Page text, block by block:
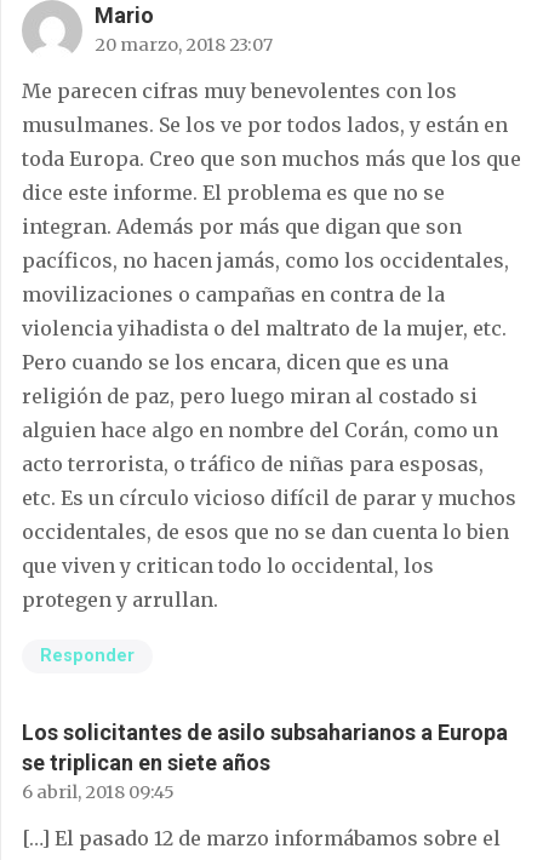
Mario
20 marzo, 2018 23:07
Me parecen cifras muy benevolentes con los
musulmanes. Se los ve por todos lados, y están en
toda Europa. Creo que son muchos más que los que
dice este informe. El problema es que no se
integran. Además por más que digan que son
pacíficos, no hacen jamás, como los occidentales,
movilizaciones o campañas en contra de la
violencia yihadista o del maltrato de la mujer, etc.
Pero cuando se los encara, dicen que es una
religión de paz, pero luego miran al costado si
alguien hace algo en nombre del Corán, como un
acto terrorista, o tráfico de niñas para esposas,
etc. Es un círculo vicioso difícil de parar y muchos
occidentales, de esos que no se dan cuenta lo bien
que viven y critican todo lo occidental, los
protegen y arrullan.
Responder
Los solicitantes de asilo subsaharianos a Europa
se triplican en siete años
6 abril, 2018 09:45
[…] El pasado 12 de marzo informábamos sobre el